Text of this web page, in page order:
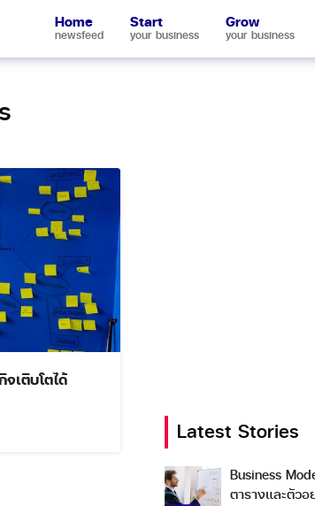
Home
newsfeed
Start
your business
Grow
your business
เติบโตได้
Latest Stories
Business
ตารางและตัวอ